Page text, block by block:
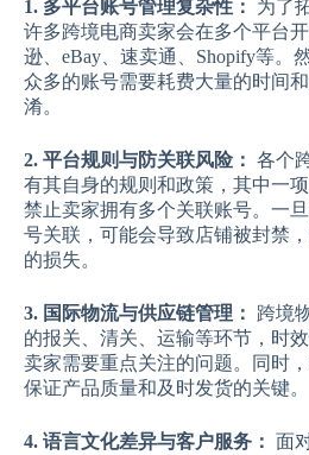
1. 多平台账号管理复杂性：
为了
许多跨境电商卖家会在多个平台
逊、eBay、速卖通、Shopify等。
众多的账号需要耗费大量的时间
淆。
2. 平台规则与防关联风险： 各个
有其自身的规则和政策，其中一
禁止卖家拥有多个关联账号。一
号关联，可能会导致店铺被封禁
的损失。
3. 国际物流与供应链管理：
跨境
的报关、清关、运输等环节，时
卖家需要重点关注的问题。同时
保证产品质量和及时发货的关键。
4. 语言文化差异与客户服务： 面